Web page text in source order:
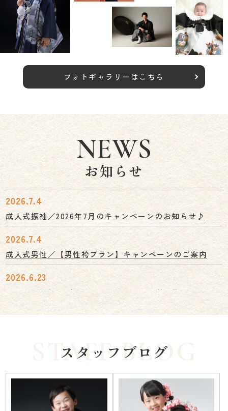
フォトギャラリーはこちら
NEWS
お知らせ
2026.7.4
成人式振袖／2026年7月のキャンペーンのお知らせ♪
2026.7.4
成人式男性／【男性袴プラン】キャンペーンのご案内
2026.6.23
七五三／早撮りプレミアムキャンペーン第2弾
2026.6.1
本人認証サービス（3Dセキュア）導入に伴う個人情報取
り扱いについて
スタッフブログ